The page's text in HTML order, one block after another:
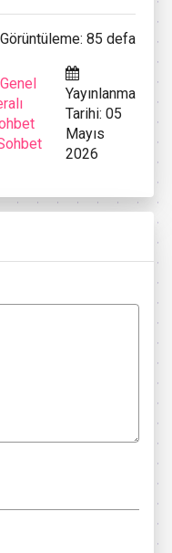
Görüntüleme: 85 defa
Genel
Yayınlanma
Tarihi: 05
Mayıs
2026